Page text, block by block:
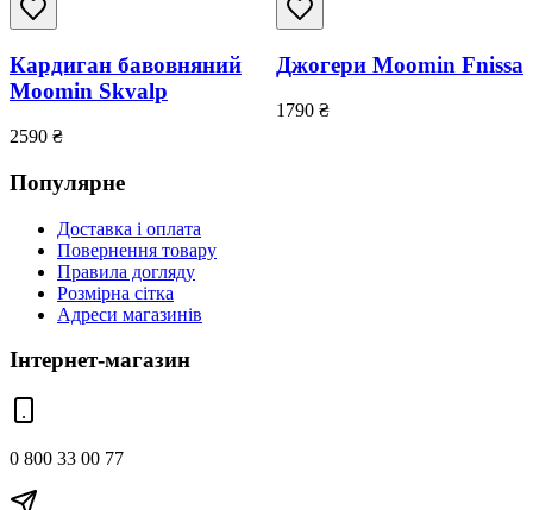
Кардиган бавовняний
Moomin Skvalp
2590 ₴
Джогери Moomin Fnissa
1790 ₴
Популярне
Доставка і оплата
Повернення товару
Правила догляду
Розмірна сітка
Адреси магазинів
Інтернет-магазин
0 800 33 00 77